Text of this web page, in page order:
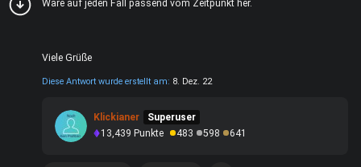
Wäre auf jeden Fall passend vom Zeitpunkt her.
Viele Grüße
Diese Antwort wurde erstellt am: 8. Dez. 22
Klickianer
Superuser
13,439 Punkte 483 598 641